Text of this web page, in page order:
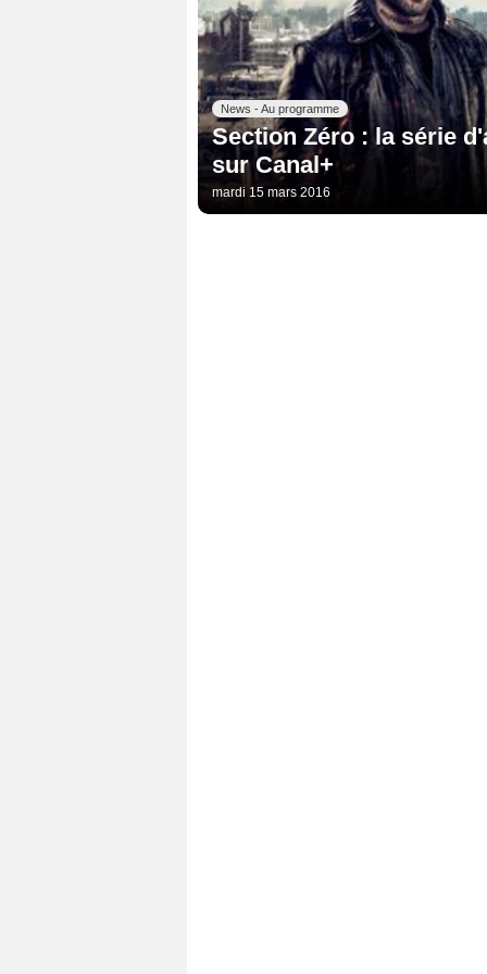
News - Au programme
Section Zéro : la série
sur Canal+
mardi 15 mars 2016